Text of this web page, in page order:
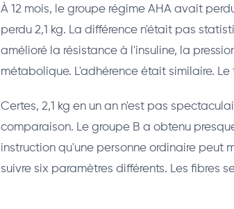
À 12 mois, le groupe régime AHA avait
perdu 2,1 kg. La différence n'était pas
amélioré la résistance à l'insuline, la
métabolique. L'adhérence était similaire.
Certes, 2,1 kg en un an n'est pas
comparaison. Le groupe B a obtenu
instruction qu'une personne ordinaire peut
suivre six paramètres différents. Les fibres